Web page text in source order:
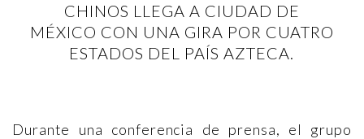
CHINOS LLEGA A CIUDAD DE
MÉXICO CON UNA GIRA POR CUATRO
ESTADOS DEL PAÍS AZTECA.
Durante una conferencia de prensa, el grupo